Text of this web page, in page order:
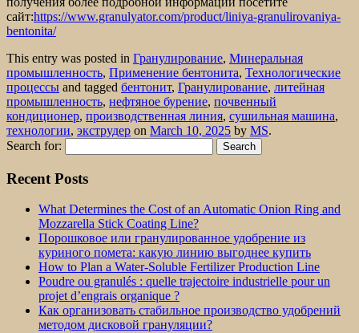
сайт:https://www.granulyator.com/product/liniya-granulirovaniya-
bentonita/
This entry was posted in Гранулирование, Минеральная
промышленность, Применение бентонита, Технологические
процессы and tagged бентонит, Гранулирование, литейная
промышленность, нефтяное бурение, почвенный
кондиционер, производственная линия, сушильная машина,
технологии, экструдер on March 10, 2025 by MS.
Search for:
Recent Posts
What Determines the Cost of an Automatic Onion Ring and
Mozzarella Stick Coating Line?
Порошковое или гранулированное удобрение из
куриного помета: какую линию выгоднее купить
How to Plan a Water-Soluble Fertilizer Production Line
Poudre ou granulés : quelle trajectoire industrielle pour un
projet d’engrais organique ?
Как организовать стабильное производство удобрений
методом дисковой грануляции?